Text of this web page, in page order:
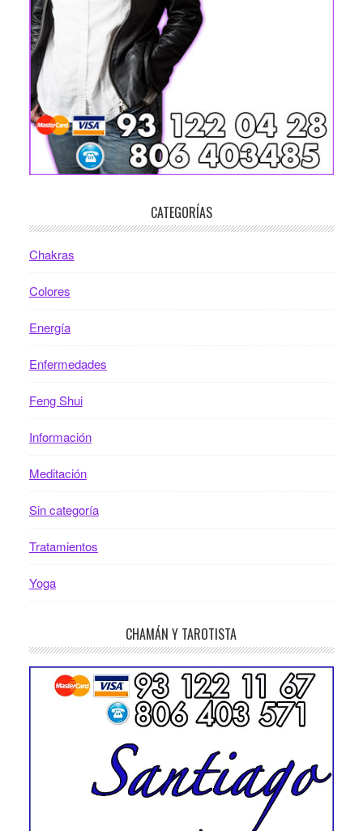
CATEGORÍAS
Chakras
Colores
Energía
Enfermedades
Feng Shui
Información
Meditación
Sin categoría
Tratamientos
Yoga
CHAMÁN Y TAROTISTA